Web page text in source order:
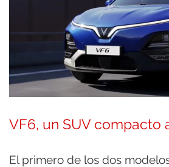
VF6, un SUV compacto
El primero de los dos